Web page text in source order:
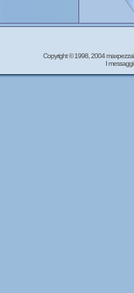
Copyright © 1998, 2004
I